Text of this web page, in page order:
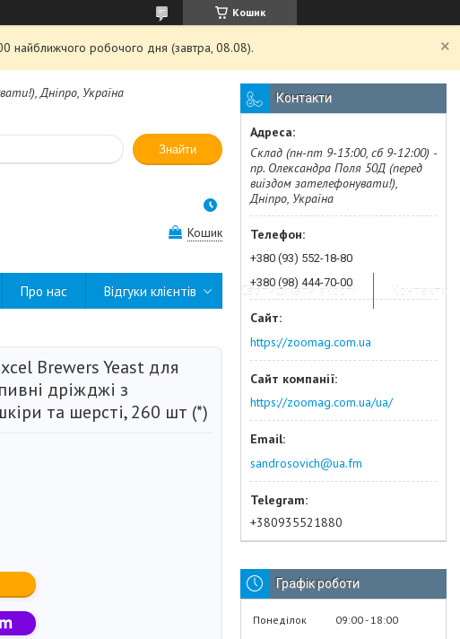
Кошик
найближчого робочого дня (завтра, 08.08).
Дніпро, Україна
Знайти
Кошик
Про нас Відгуки клієнтів Сертифікати якості Контакти
Brewers Yeast для
дріжджі з
та шерсті, 260 шт (*)
Контакти
Склад (пн-пт 9-13:00, сб 9-12:00) -
пр. Олександра Поля 50Д (перед
виїздом зателефонувати!),
Дніпро, Україна
+380 (93) 552-18-80
+380 (98) 444-70-00
https://zoomag.com.ua
https://zoomag.com.ua/ua/
sandrosovich@ua.fm
+380935521880
Графік роботи
Понеділок 09:00 18:00